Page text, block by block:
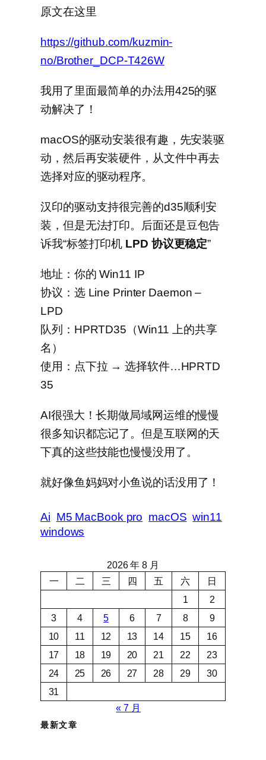
原文在这里
https://github.com/kuzmin-
no/Brother_DCP-T426W
我用了里面最简单的办法用425的驱
动解决了！
macOS的驱动安装很有趣，先安装驱
动，然后再安装硬件，从文件中再去
选择对应的驱动程序。
汉印的驱动支持很完善的d35顺利安
装，但是无法打印。后面还是豆包告
诉我“标签打印机 LPD 协议更稳定”
地址：你的 Win11 IP
协议：选 Line Printer Daemon –
LPD
队列：HPRTD35（Win11 上的共享
名）
使用：点下拉 → 选择软件…HPRTD
35
AI很强大！长期做局域网运维的慢慢
很多知识都忘记了。但是互联网的天
下真的这些技能也慢慢没用了。
就好像鱼妈妈对小鱼说的话没用了！
Ai M5 MacBook pro macOS win11
windows
2026 年 8 月
一
二 三 四 五 六
日
1
2
3
4 5 6 7 8
9
10
11 12 13 14 15
16
17
18 19 20 21 22
23
24
25 26 27 28 29
30
31
« 7 月
最新文章